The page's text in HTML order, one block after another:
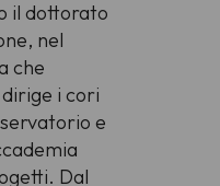
il dottorato
nel
che
i cori
e
Dal